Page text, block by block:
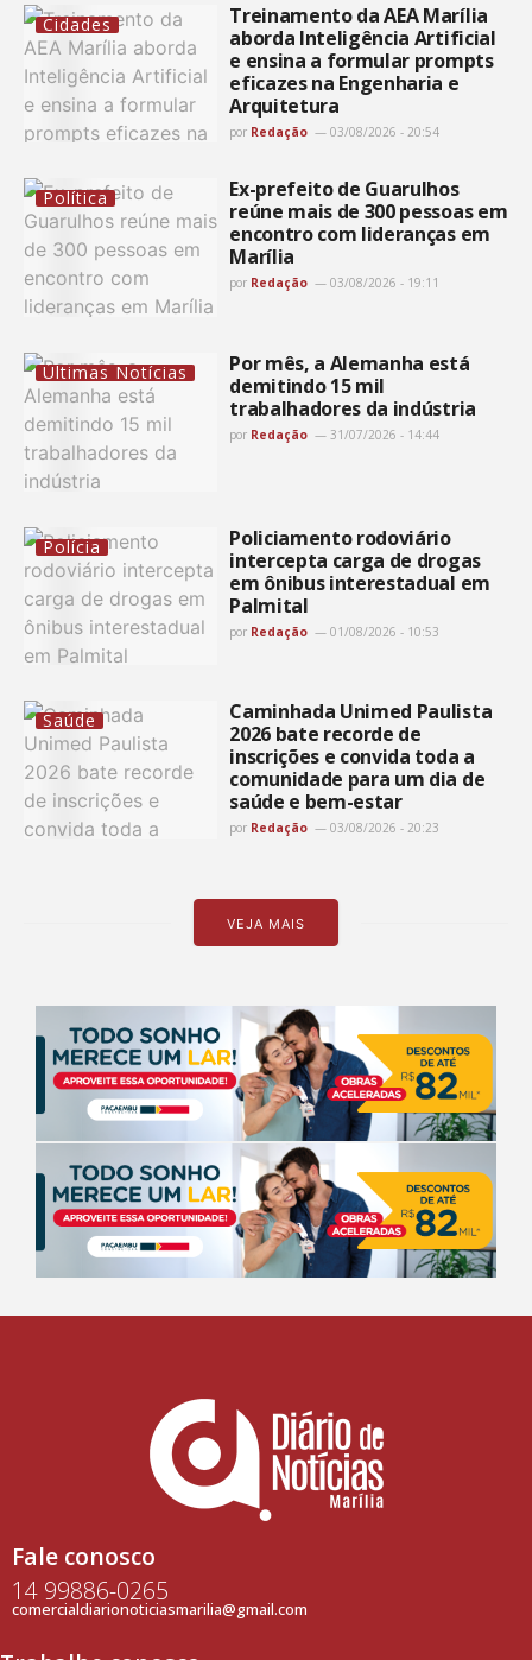
Cidades
Treinamento da AEA Marília
aborda Inteligência Artificial
e ensina a formular prompts
eficazes na Engenharia e
Arquitetura
por Redação 03/08/2026 - 20:54
Política
Ex-prefeito de Guarulhos
reúne mais de 300 pessoas em
encontro com lideranças em
Marília
por Redação 03/08/2026 - 19:11
Últimas Notícias
Por mês, a Alemanha está
demitindo 15 mil
trabalhadores da indústria
por Redação 31/07/2026 - 14:44
Polícia
Policiamento rodoviário
intercepta carga de drogas
em ônibus interestadual em
Palmital
por Redação 01/08/2026 - 10:53
Saúde
Caminhada Unimed Paulista
2026 bate recorde de
inscrições e convida toda a
comunidade para um dia de
saúde e bem-estar
por Redação 03/08/2026 - 20:23
VEJA MAIS
Fale conosco
14 99886-0265
comercialdiarionoticiasmarilia@gmail.com